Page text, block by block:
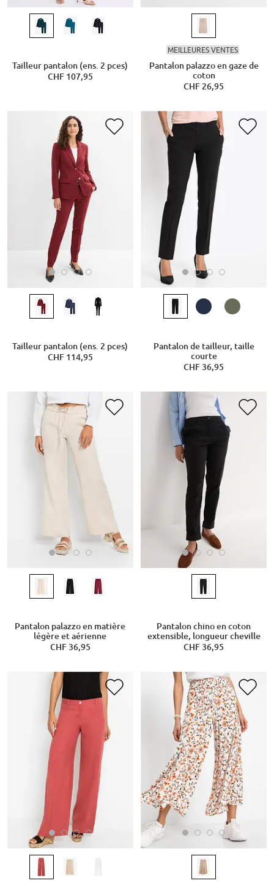
Tailleur pantalon (ens. 2 pces)
CHF 107,95
MEILLEURES VENTES
Pantalon palazzo en gaze de
coton
CHF 26,95
Tailleur pantalon (ens. 2 pces)
CHF 114,95
Pantalon de tailleur, taille
courte
CHF 36,95
Pantalon palazzo en matière
légère et aérienne
CHF 36,95
Pantalon chino en coton
extensible, longueur cheville
CHF 36,95